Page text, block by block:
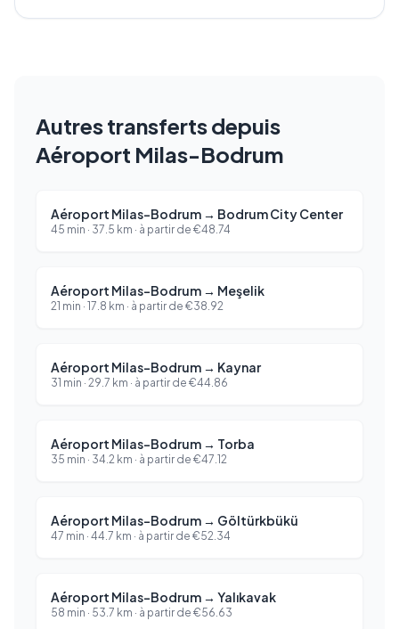
Autres transferts depuis
Aéroport Milas-Bodrum
Aéroport Milas-Bodrum → Bodrum City Center
45 min · 37.5 km · à partir de €48.74
Aéroport Milas-Bodrum → Meşelik
21 min · 17.8 km · à partir de €38.92
Aéroport Milas-Bodrum → Kaynar
31 min · 29.7 km · à partir de €44.86
Aéroport Milas-Bodrum → Torba
35 min · 34.2 km · à partir de €47.12
Aéroport Milas-Bodrum → Göltürkbükü
47 min · 44.7 km · à partir de €52.34
Aéroport Milas-Bodrum → Yalıkavak
58 min · 53.7 km · à partir de €56.63